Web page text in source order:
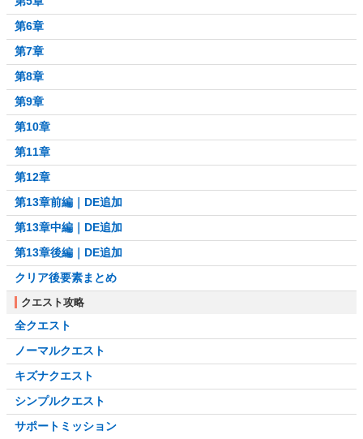
第6章
第7章
第8章
第9章
第10章
第11章
第12章
第13章前編｜DE追加
第13章中編｜DE追加
第13章後編｜DE追加
クリア後要素まとめ
クエスト攻略
全クエスト
ノーマルクエスト
キズナクエスト
シンプルクエスト
サポートミッション